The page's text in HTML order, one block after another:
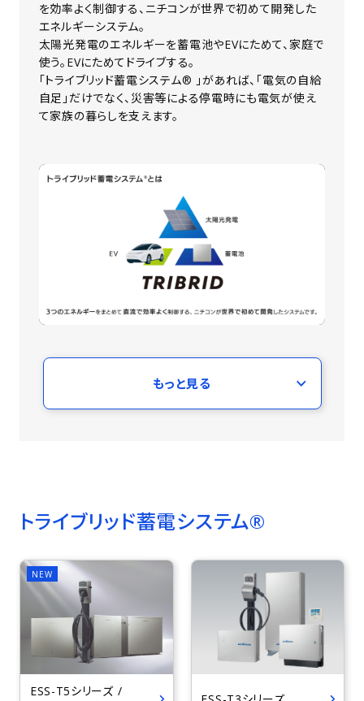
を効率よく制御する、ニチコンが世界で初めて開発した
エネルギーシステム。
太陽光発電のエネルギーを蓄電池やEVにためて、家庭で
使う。EVにためてドライブする。
「トライブリッド蓄電システム® 」があれば、「電気の自給
自足」だけでなく、災害等による停電時にも電気が使え
て家族の暮らしを支えます。
もっと見る
トライブリッド蓄電システム®
ESS-T5シリーズ /